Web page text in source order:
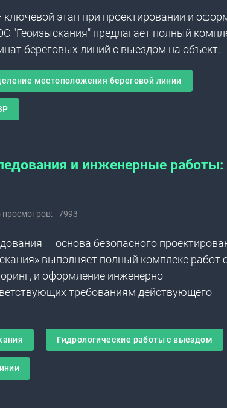
этап при проектировании и
"Геоизыскания" предлагает полный
береговых линий с выездом на объект.
местоположения береговой линии
и инженерные работы:
просмотров: 7993
— основа безопасного
выполняет полный комплекс работ
и оформление инженерно
требованиям действующего
Гидрологические работы с выездом